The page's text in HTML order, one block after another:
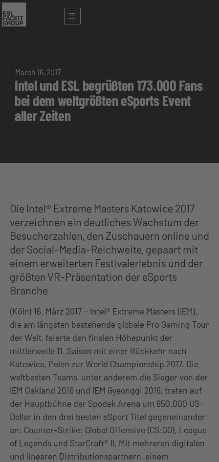
March 16, 2017
Intel und ESL begrüßten 173.000 Fans
bei dem weltgrößten eSports Event
aller Zeiten
Die Intel® Extreme Masters Katowice 2017
verzeichnen ein deutliches Wachstum der
Besucherzahlen, den Zuschauern online und
der Social-Media-Reichweite, gepaart mit
einem erweiterten Festivalerlebnis und der
größten VR-Präsentation der eSports
Branche
(Köln) 16. März 2017 – Intel® Extreme Masters (IEM),
die am längsten bestehende globale Pro Gaming Tour
der Welt, feierte den finalen Höhepunkt der
mittlerweile 11. Saison mit einer Rückkehr nach
Katowice, Polen zur World Championship 2017. Die
weltbesten Teams, unter anderem die Sieger von der
IEM Oakland 2016 und IEM Gyeonggi 2016, traten auf
der Hauptbühne der Spodek Arena um 650.000 US-
Dollar in den drei besten eSport Titel gegeneinander
an: Counter-Strike: Global Offensive (CS:GO), League
of Legends und StarCraft® II. Mit mehreren digitalen
und linearen Distributionspartnern, einem